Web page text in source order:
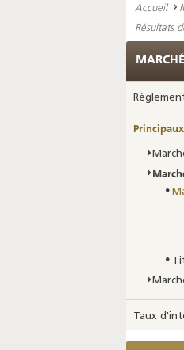
Accueil
Résultats
Taux